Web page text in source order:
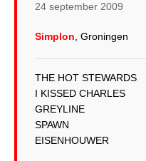
24 september 2009
Simplon , Groningen
THE HOT STEWARDS
I KISSED CHARLES
GREYLINE
SPAWN